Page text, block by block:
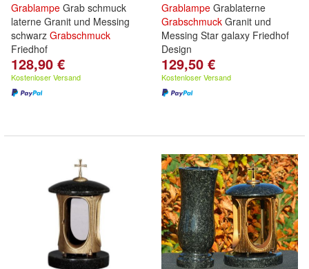
Grablampe Grab schmuck
laterne Granit und Messing
schwarz Grabschmuck
Friedhof
128,90 €
Kostenloser Versand
Grablampe Grablaterne
Grabschmuck Granit und
Messing Star galaxy Friedhof
Design
129,50 €
Kostenloser Versand